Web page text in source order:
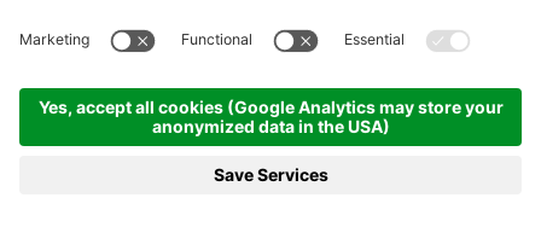
©2026 Erlebnishotel Waltershof . MwSt-Nr. 00582900213 .
CIN: IT021104A1US82HDHD .
Datenschutzerklärung . Cookie Einstellungen